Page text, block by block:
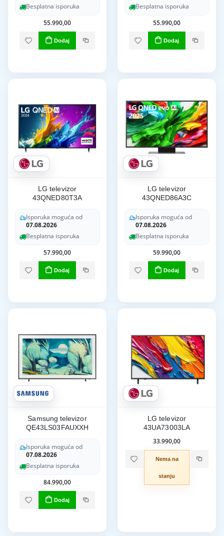
Besplatna isporuka
55.990,00
Dodaj
Besplatna isporuka
55.990,00
Dodaj
LG televizor
43QNED80T3A
Isporuka moguća od
07.08.2026
Besplatna isporuka
57.990,00
Dodaj
LG televizor
43QNED86A3C
Isporuka moguća od
07.08.2026
Besplatna isporuka
59.990,00
Dodaj
Samsung televizor
QE43LS03FAUXXH
Isporuka moguća od
07.08.2026
Besplatna isporuka
84.990,00
Dodaj
LG televizor
43UA73003LA
33.990,00
Nema na
stanju